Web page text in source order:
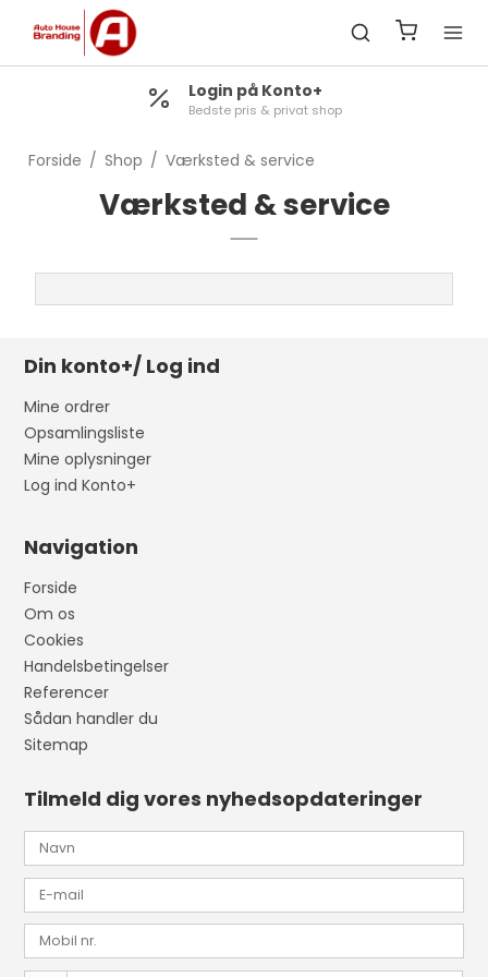
Login på Konto+
Bedste pris & privat shop
Forside / Shop / Værksted & service
Værksted & service
Din konto+/ Log ind
Mine ordrer
Opsamlingsliste
Mine oplysninger
Log ind Konto+
Navigation
Forside
Om os
Cookies
Handelsbetingelser
Referencer
Sådan handler du
Sitemap
Tilmeld dig vores nyhedsopdateringer